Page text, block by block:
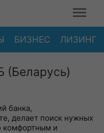
БИЗНЕС ЛИЗИНГ
(Беларусь)
банка,
делает поиск нужных
комфортным и